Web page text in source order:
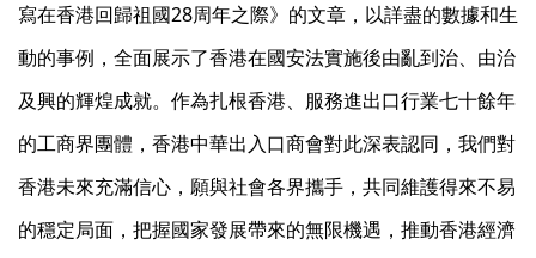
寫在香港回歸祖國28周年之際》的文章，以詳盡的數據和生
動的事例，全面展示了香港在國安法實施後由亂到治、由治
及興的輝煌成就。作為扎根香港、服務進出口行業七十餘年
的工商界團體，香港中華出入口商會對此深表認同，我們對
香港未來充滿信心，願與社會各界攜手，共同維護得來不易
的穩定局面，把握國家發展帶來的無限機遇，推動香港經濟